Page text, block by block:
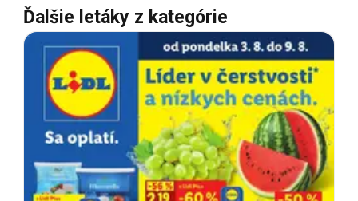
Ďalšie letáky z kategórie